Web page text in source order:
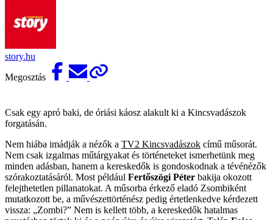
story.hu
Megosztás
Csak egy apró baki, de óriási káosz alakult ki a Kincsvadászok
forgatásán.
Nem hiába imádják a nézők a TV2 Kincsvadászok című műsorát.
Nem csak izgalmas műtárgyakat és történeteket ismerhetünk meg
minden adásban, hanem a kereskedők is gondoskodnak a tévénézők
szórakoztatásáról. Most például Fertőszögi Péter bakija okozott
felejthetetlen pillanatokat. A műsorba érkező eladó Zsombiként
mutatkozott be, a művészettörténész pedig értetlenkedve kérdezett
vissza: „Zombi?” Nem is kellett több, a kereskedők hatalmas